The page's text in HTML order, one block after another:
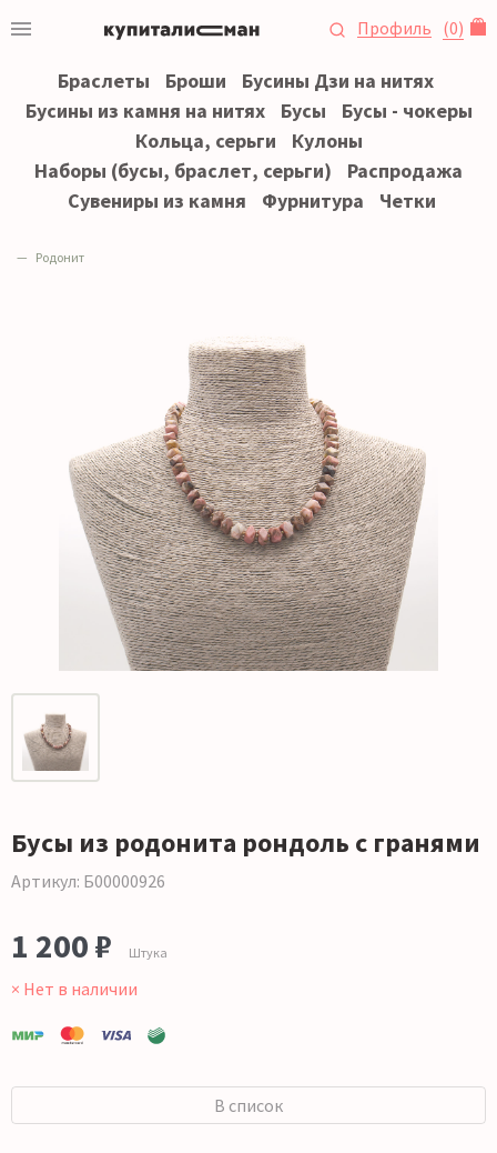
Профиль (0)
Браслеты Броши
Бусины Дзи на нитях
Бусины из камня на нитях
Бусы
Бусы - чокеры
Кольца, серьги
Кулоны
Наборы (бусы, браслет, серьги)
Распродажа
Сувениры из камня
Фурнитура Четки
Родонит
Бусы из родонита рондоль с гранями
Артикул: Б00000926
1 200 ₽ Штука
× Нет в наличии
В список